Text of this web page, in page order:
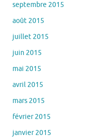
septembre 2015
août 2015
juillet 2015
juin 2015
mai 2015
avril 2015
mars 2015
février 2015
janvier 2015